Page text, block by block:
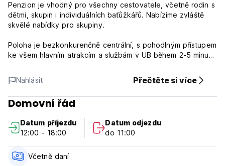
Penzion je vhodný pro všechny cestovatele, včetně rodin s
dětmi, skupin i individuálních baťůžkářů. Nabízíme zvláště
skvělé nabídky pro skupiny.
Poloha je bezkonkurenčně centrální, s pohodlným přístupem
ke všem hlavním atrakcím a službám v UB během 2-5 minut
Sükhbaatar), supermarkety, bankomaty, autobusová
nádraží, kláštery a třída Míru (Hlavní ulice).
www.thegoldengobi.com
Atrakce a pomůcky
------------------------------------
* Ulánbátarské hlavní nádraží
Nahlásit Přečtěte si více
Domovní řád
Datum příjezdu
12:00 - 18:00
Datum odjezdu
do 11:00
Včetně daní